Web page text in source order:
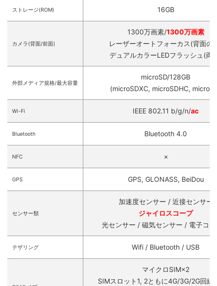
ストレージ(ROM) 16GB
カメラ(背面/前面)
1300万画素/1300万画素
レーザーオートフォーカス(背面の
デュアルカラーLEDフラッシュ(両
外部メディア規格/最大容量
microSD/128GB
(microSDXC, microSDHC,
Wi-Fi IEEE 802.11 b/g/n/ac
Bluetooth Bluetooth 4.0
NFC ×
GPS GPS, GLONASS, BeiDou
センサー類
加速度センサー / 近接センサー
ジャイロスコープ
光センサー / 磁気センサー / 電子コ
テザリング Wifi / Bluetooth / USB
マイクロSIM×2
SIMスロット1, 2ともに4G/3G/2G回線